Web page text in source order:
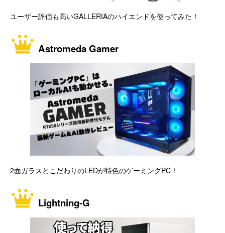
ユーザー評価も高いGALLERIAのハイエンドを使ってみた！
Astromeda Gamer
2面ガラスとこだわりのLEDが特色のゲーミングPC！
Lightning-G